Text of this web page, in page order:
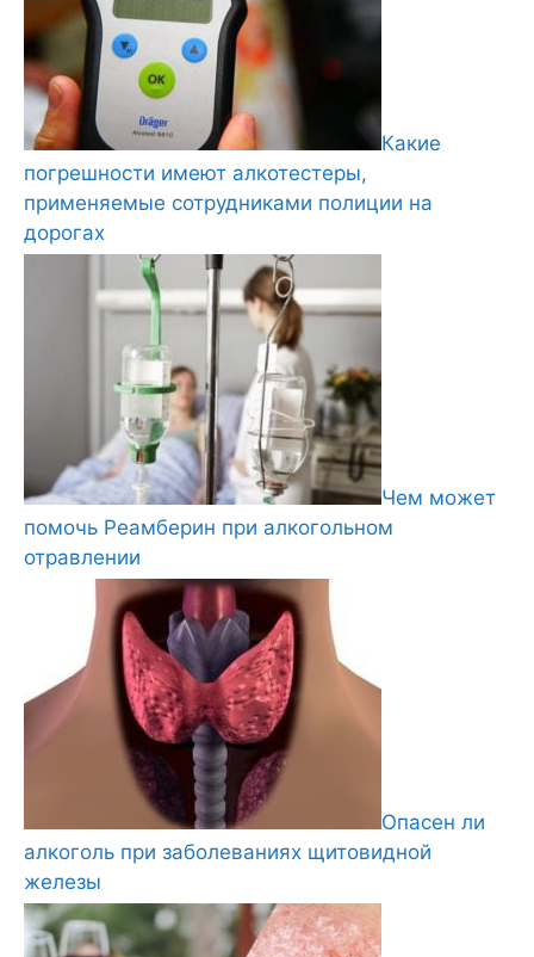
Какие
погрешности имеют алкотестеры,
применяемые сотрудниками полиции на
дорогах
Чем может
помочь Реамберин при алкогольном
отравлении
Опасен ли
алкоголь при заболеваниях щитовидной
железы